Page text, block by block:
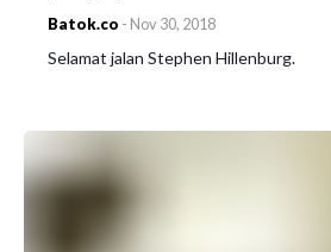
Batok.co - Nov 30, 2018
Selamat jalan Stephen Hillenburg.